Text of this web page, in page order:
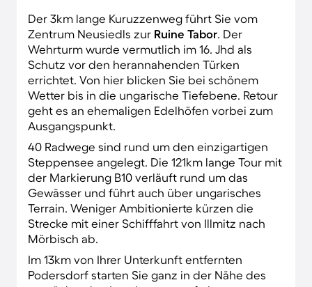
Der 3km lange Kuruzzenweg führt Sie vom
Zentrum Neusiedls zur Ruine Tabor. Der
Wehrturm wurde vermutlich im 16. Jhd als
Schutz vor den herannahenden Türken
errichtet. Von hier blicken Sie bei schönem
Wetter bis in die ungarische Tiefebene. Retour
geht es an ehemaligen Edelhöfen vorbei zum
Ausgangspunkt.
40 Radwege sind rund um den einzigartigen
Steppensee angelegt. Die 121km lange Tour mit
der Markierung B10 verläuft rund um das
Gewässer und führt auch über ungarisches
Terrain. Weniger Ambitionierte kürzen die
Strecke mit einer Schifffahrt von Illmitz nach
Mörbisch ab.
Im 13km von Ihrer Unterkunft entfernten
Podersdorf starten Sie ganz in der Nähe des